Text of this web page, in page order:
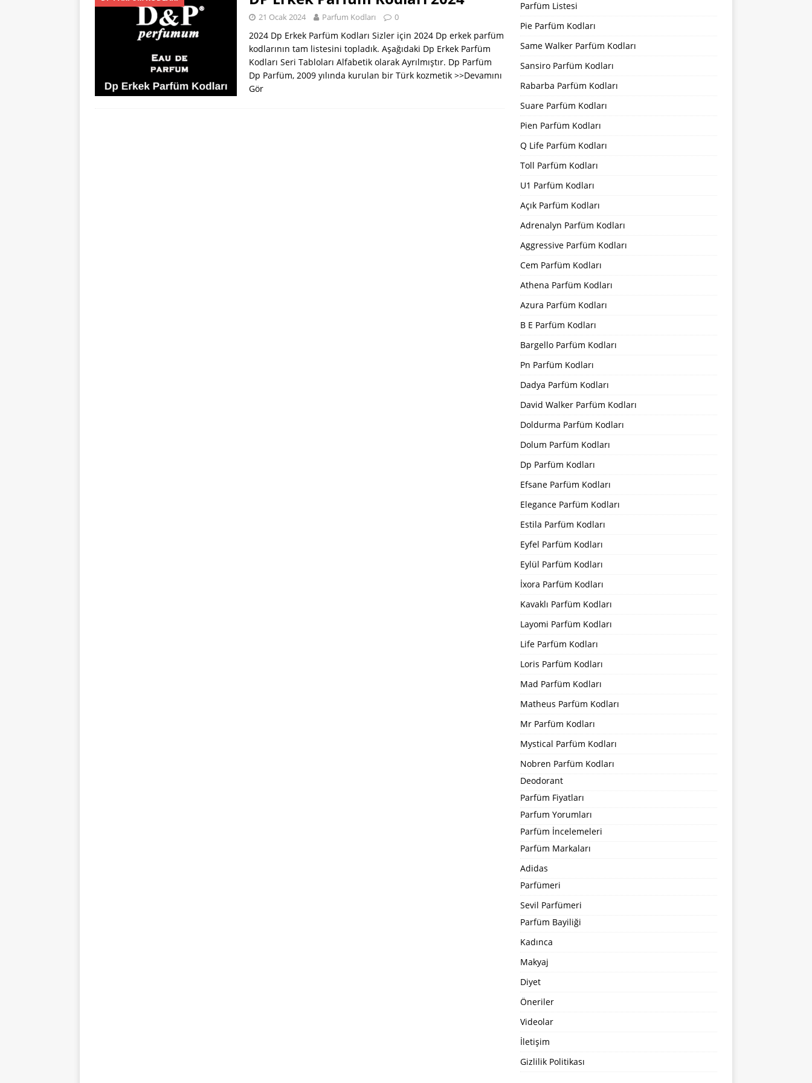
PARFÜM KODLARI
[ 31 Temmuz 2025 ] Dp Parfüm Kodları 2025 DP PARFÜM KODLARI
21 Ocak 2024 Parfum Kodları 0
2024 Dp Erkek Parfüm Kodları Sizler için 2024 Dp erkek parfüm
kodlarının tam listesini topladık. Aşağıdaki Dp Erkek Parfüm
Kodları Seri Tabloları Alfabetik olarak Ayrılmıştır. Dp Parfüm
Dp Parfüm, 2009 yılında kurulan bir Türk kozmetik >>Devamını
Gör
Parfüm Listesi
Pie Parfüm Kodları
Same Walker Parfüm Kodları
Sansiro Parfüm Kodları
Rabarba Parfüm Kodları
Suare Parfüm Kodları
Pien Parfüm Kodları
Q Life Parfüm Kodları
Toll Parfüm Kodları
U1 Parfüm Kodları
Açık Parfüm Kodları
Adrenalyn Parfüm Kodları
Aggressive Parfüm Kodları
Cem Parfüm Kodları
Athena Parfüm Kodları
Azura Parfüm Kodları
B E Parfüm Kodları
Bargello Parfüm Kodları
Pn Parfüm Kodları
Dadya Parfüm Kodları
David Walker Parfüm Kodları
Doldurma Parfüm Kodları
Dolum Parfüm Kodları
Dp Parfüm Kodları
Efsane Parfüm Kodları
Elegance Parfüm Kodları
Estila Parfüm Kodları
Eyfel Parfüm Kodları
Eylül Parfüm Kodları
İxora Parfüm Kodları
Kavaklı Parfüm Kodları
Layomi Parfüm Kodları
Life Parfüm Kodları
Loris Parfüm Kodları
Mad Parfüm Kodları
Matheus Parfüm Kodları
Mr Parfüm Kodları
Mystical Parfüm Kodları
Nobren Parfüm Kodları
Deodorant
Parfüm Fiyatları
Parfum Yorumları
Parfüm İncelemeleri
Parfüm Markaları
Adidas
Parfümeri
Sevil Parfümeri
Parfüm Bayiliği
Kadınca
Makyaj
Diyet
Öneriler
Videolar
İletişim
Gizlilik Politikası